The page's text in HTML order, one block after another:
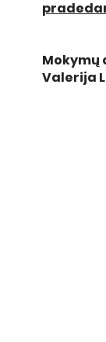
Valerija